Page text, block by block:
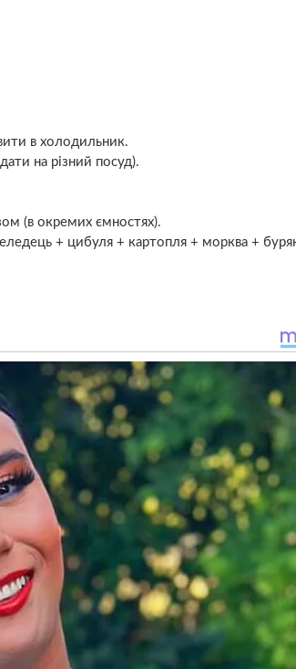
в холодильник.
на різний посуд).
(в окремих ємностях).
+ цибуля + картопля + морква +